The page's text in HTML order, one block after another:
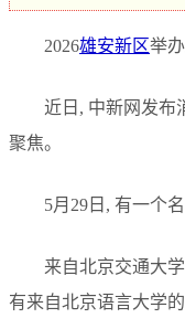
2026雄安新区举
近日, 中新网发布
聚焦。
5月29日, 有一个
来自北京交通大
有来自北京语言大学